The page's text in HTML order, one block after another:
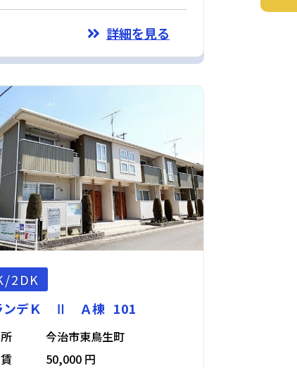
詳細を見る
2DK
ンデＫ Ⅱ Ａ棟 101
今治市東鳥生町
50,000 円